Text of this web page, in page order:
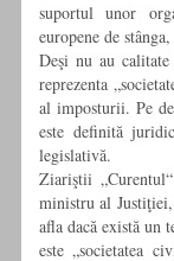
suportul unor
europene de
Deşi nu au
reprezenta
al imposturii. Pe
este definită
legislativă.
Ziariştii
ministru al
afla dacă există un
este „societatea